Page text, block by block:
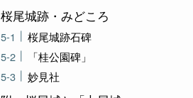
桜尾城跡・みどころ
桜尾城跡石碑
「桂公園碑」
妙見社